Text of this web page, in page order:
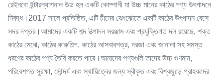
রেইনবো ইন্টারন্যাশনাল উড হল একটি কোম্পানী যা উচ্চ মানের কাঠের পণ্য উৎপাদনে
নিবদ্ধ।2017 সালে প্রতিষ্ঠিত, এটি চীনের ঝেংঝোতে একটি কাঠের উৎপাদন বেসে
সদর দপ্তর।আমাদের একটি শব্দ উত্পাদন সরঞ্জাম এবং প্রযুক্তিগত দল রয়েছে, শক্ত
কাঠের মেঝে, কাঠের কারুশিল্প, কাঠের আসবাবপত্র, দরজা এবং জানালা সহ সমস্ত
ধরণের কাঠের পণ্য তৈরি করতে পারে।আমাদের পণ্যগুলি তাদের উচ্চ গুণমান,
পরিবেশগত সুরক্ষা, সৌন্দর্য এবং স্থায়িত্বের জন্য স্বীকৃত এবং বিশ্বজুড়ে গ্রাহকদের